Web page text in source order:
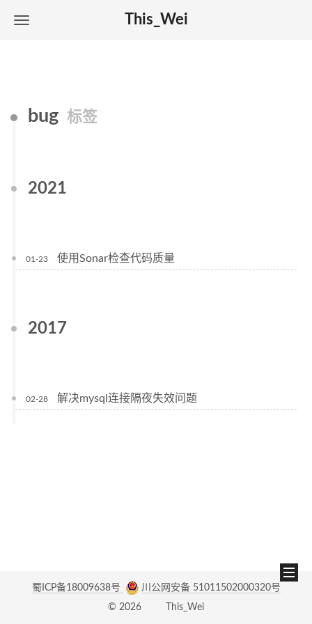
This_Wei
bug 标签
2021
01-23 使用Sonar检查代码质量
2017
02-28 解决mysql连接隔夜失效问题
蜀ICP备18009638号
川公网安备 51011502000320号
© 2026 This_Wei